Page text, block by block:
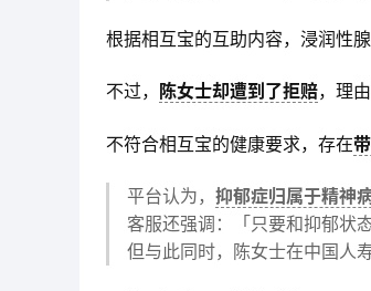
根据相互宝的互助内容，浸润性腺
不过， 陈女士却遭到了拒赔，理由
不符合相互宝的健康要求，存在
平台认为， 抑郁症归属于精神
客服还强调：「只要和抑郁状
但与此同时，陈女士在中国人